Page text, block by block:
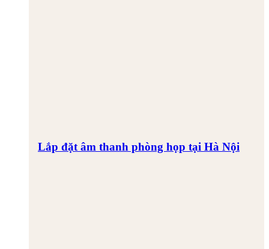
Lắp đặt âm thanh phòng họp tại Hà Nội